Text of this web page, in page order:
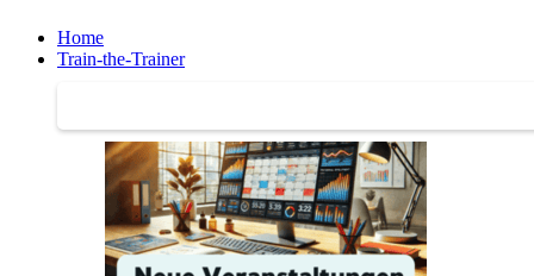
Home
Train-the-Trainer